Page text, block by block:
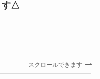
す△
スクロールできます